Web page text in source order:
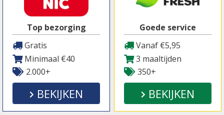
Top bezorging
Gratis
Minimaal €40
2.000+
BEKIJKEN
Goede service
Vanaf €5,95
3 maaltijden
350+
BEKIJKEN